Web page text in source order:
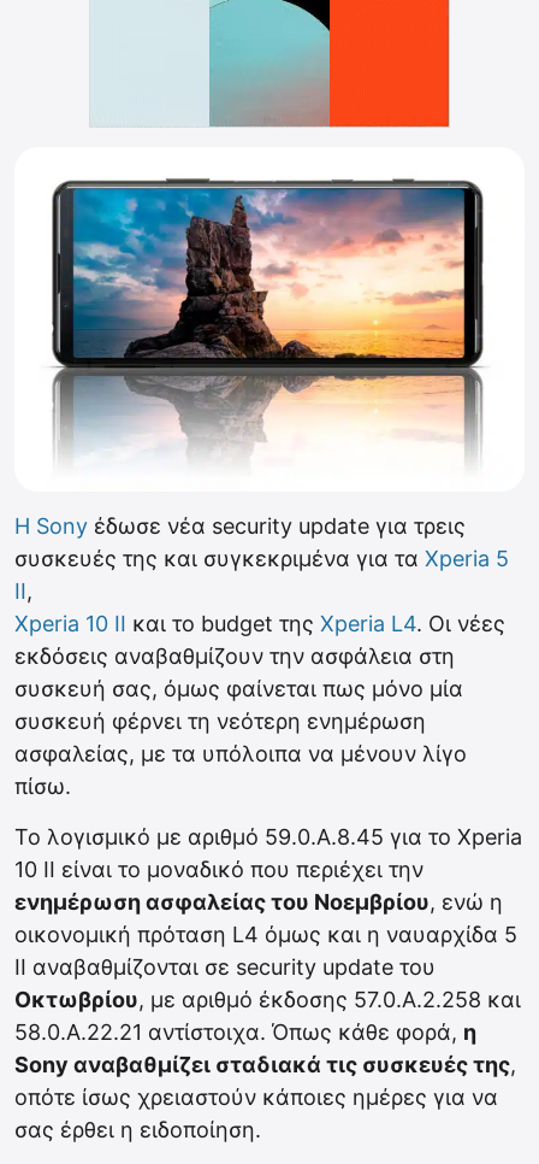
Η Sony έδωσε νέα security update για τρεις
συσκευές της και συγκεκριμένα για τα Xperia 5
II,
Xperia 10 II και το budget της Xperia L4. Οι νέες
εκδόσεις αναβαθμίζουν την ασφάλεια στη
συσκευή σας, όμως φαίνεται πως μόνο μία
συσκευή φέρνει τη νεότερη ενημέρωση
ασφαλείας, με τα υπόλοιπα να μένουν λίγο
πίσω.
Το λογισμικό με αριθμό 59.0.A.8.45 για το Xperia
10 II είναι το μοναδικό που περιέχει την
ενημέρωση ασφαλείας του Νοεμβρίου, ενώ η
οικονομική πρόταση L4 όμως και η ναυαρχίδα 5
II αναβαθμίζονται σε security update του
Οκτωβρίου, με αριθμό έκδοσης 57.0.A.2.258 και
58.0.A.22.21 αντίστοιχα. Όπως κάθε φορά, η
Sony αναβαθμίζει σταδιακά τις συσκευές της,
οπότε ίσως χρειαστούν κάποιες ημέρες για να
σας έρθει η ειδοποίηση.